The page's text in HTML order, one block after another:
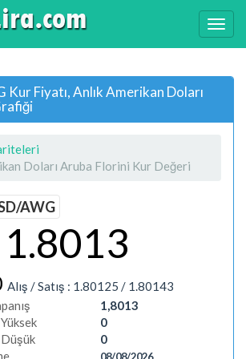
Kur Fiyatı, Anlık Amerikan Doları
Doları Aruba Florini Kur Değeri
AWG
1.8013
Alış / Satış : 1.80125 / 1.80143
1,8013
0
0
08/08/2026